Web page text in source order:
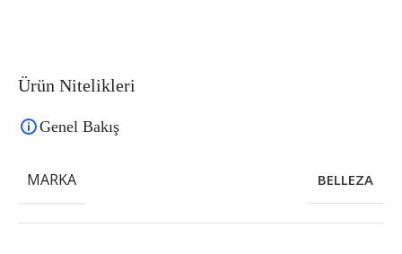
Ürün Nitelikleri
Genel Bakış
MARKA BELLEZA